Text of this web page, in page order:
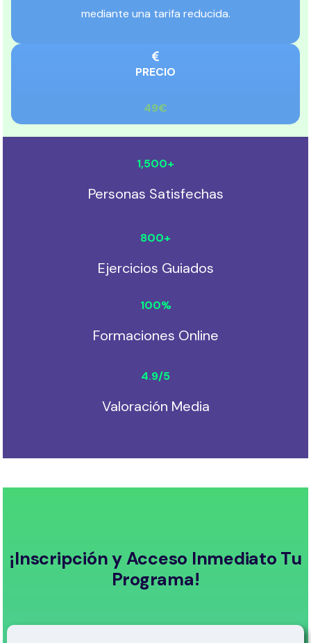
mediante una tarifa reducida.
PRECIO
49€
Personas Satisfechas
1,500+
Ejercicios Guiados
800+
Formaciones Online
100%
Valoración Media
4.9/5
¡Inscripción y Acceso Inmediato Tu
Programa!